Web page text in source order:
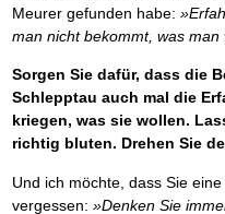
Meurer gefunden habe:
man nicht bekommt, was man
Sorgen Sie dafür, dass die
Schlepptau auch mal die
kriegen, was sie wollen.
richtig bluten. Drehen Sie
Und ich möchte, dass Sie
vergessen: »Denken Sie